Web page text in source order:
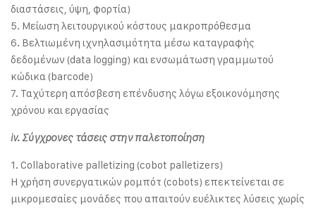
διαστάσεις, ύψη, φορτία)
5. Μείωση λειτουργικού κόστους μακροπρόθεσμα
6. Βελτιωμένη ιχνηλασιμότητα μέσω καταγραφής
δεδομένων (data logging) και ενσωμάτωση γραμμωτού
κώδικα (barcode)
7. Ταχύτερη απόσβεση επένδυσης λόγω εξοικονόμησης
χρόνου και εργασίας
iv. Σύγχρονες τάσεις στην παλετοποίηση
1. Collaborative palletizing (cobot palletizers)
Η χρήση συνεργατικών ρομπότ (cobots) επεκτείνεται σε
μικρομεσαίες μονάδες που απαιτούν ευέλικτες λύσεις χωρίς